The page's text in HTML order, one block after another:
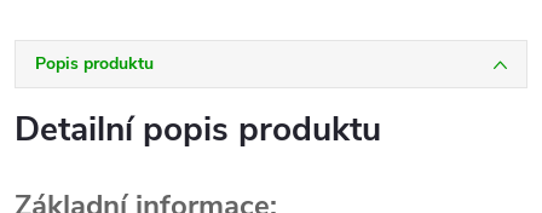
Popis produktu
Detailní popis produktu